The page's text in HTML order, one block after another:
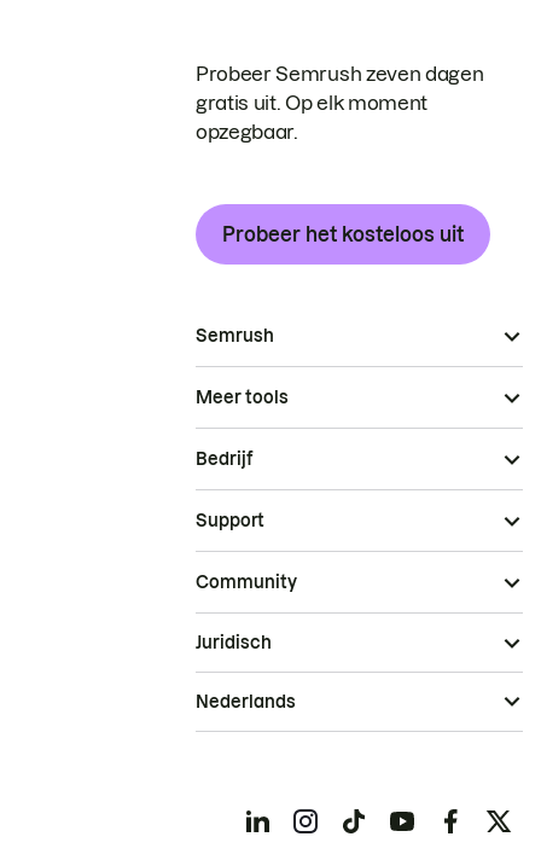
Probeer Semrush zeven dagen
gratis uit. Op elk moment
opzegbaar.
Probeer het kosteloos uit
Semrush
Meer tools
Bedrijf
Support
Community
Juridisch
Nederlands